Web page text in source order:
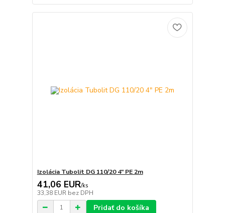
Izolácia Tubolit DG 110/20 4" PE 2m
41,06 EUR/ks
33,38 EUR bez DPH
Pridať do košíka